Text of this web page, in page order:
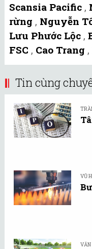
Scansia Pacific ,
rừng , Nguyễn
Lưu Phước Lộc ,
FSC , Cao Trang ,
Tin cùng
VŨ